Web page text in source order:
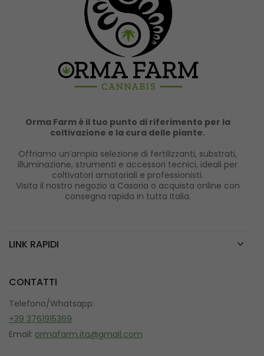
Orma Farm è il tuo punto di riferimento per la
coltivazione e la cura delle piante.
Offriamo un’ampia selezione di fertilizzanti, substrati,
illuminazione, strumenti e accessori tecnici, ideali per
coltivatori amatoriali e professionisti.
Visita il nostro negozio a Casoria o acquista online con
consegna rapida in tutta Italia.
LINK RAPIDI
CONTATTI
Telefono/Whatsapp:
+39 3761915369
Email: ormafarm.ita@gmail.com